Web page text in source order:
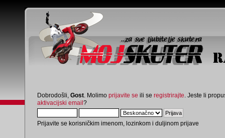
Dobrodošli, Gost . Molimo prijavite se ili se registrirajte . Jeste li
aktivacijski email?
Prijavite se korisničkim imenom, lozinkom i duljinom prijave